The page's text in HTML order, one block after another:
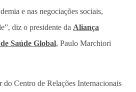
e nas negociações sociais,
diz o presidente da Aliança
Saúde Global, Paulo Marchiori
do Centro de Relações Internacionais